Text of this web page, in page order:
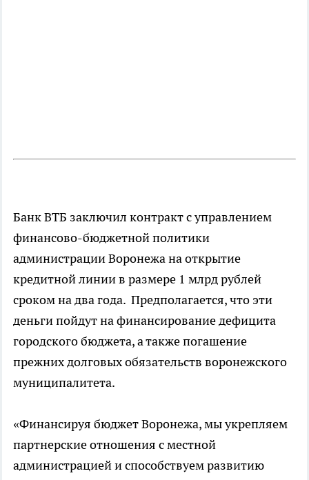
Банк ВТБ заключил контракт с управлением
финансово-бюджетной политики
администрации Воронежа на открытие
кредитной линии в размере 1 млрд рублей
сроком на два года. Предполагается, что эти
деньги пойдут на финансирование дефицита
городского бюджета, а также погашение
прежних долговых обязательств воронежского
муниципалитета.
«Финансируя бюджет Воронежа, мы укрепляем
партнерские отношения с местной
администрацией и способствуем развитию